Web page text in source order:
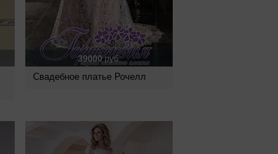
39000руб.
Свадебное платье Рочелл